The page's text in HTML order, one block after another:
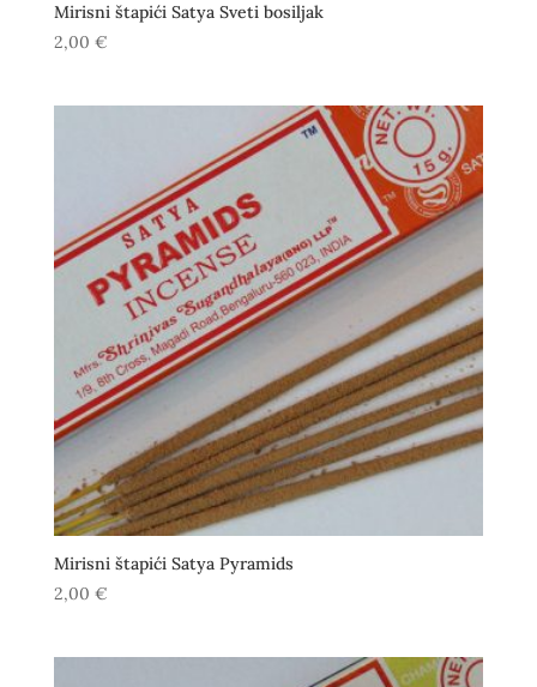
Mirisni štapići Satya Sveti bosiljak
2,00 €
Mirisni štapići Satya Pyramids
2,00 €